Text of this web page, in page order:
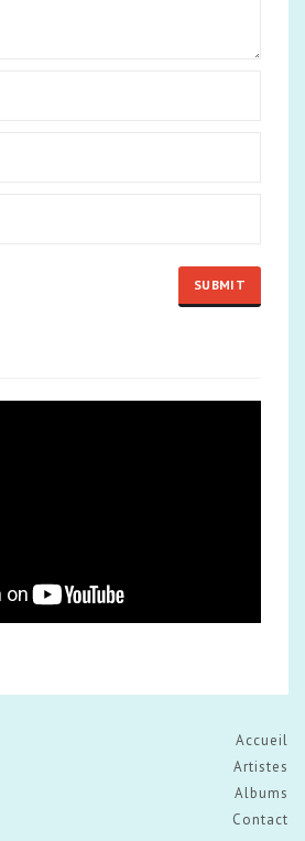
Accueil
Artistes
Albums
Contact